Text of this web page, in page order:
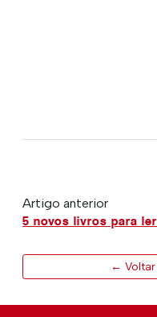
Artigo anterior
5 novos livros para
←